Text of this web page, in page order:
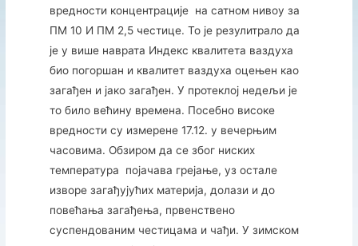
вредности концентрације на сатном нивоу за
ПМ 10 И ПМ 2,5 честице. То је резулитрало да
је у више наврата Индекс квалитета ваздуха
био погоршан и квалитет ваздуха оцењен као
загађен и јако загађен. У протеклој недељи је
то било већину времена. Посебно високе
вредности су измерене 17.12. у вечерњим
часовима. Обзиром да се због ниских
температура појачава грејање, уз остале
изворе загађујућих материја, долази и до
повећања загађења, првенствено
суспендованим честицама и чађи. У зимском